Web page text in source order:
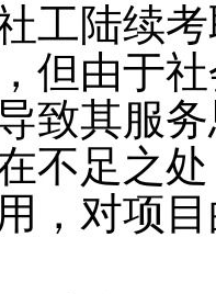
工陆续
但由于
致其服务
不足之
， 对项